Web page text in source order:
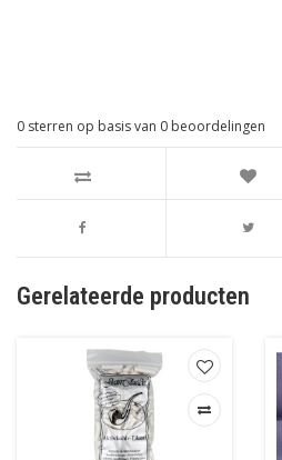
0 sterren op basis van 0 beoordelingen
Gerelateerde producten